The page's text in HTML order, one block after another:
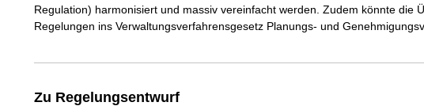
Regulation) harmonisiert und massiv vereinfacht werden. Zudem könnte die
Regelungen ins Verwaltungsverfahrensgesetz Planungs- und
Zu Regelungsentwurf